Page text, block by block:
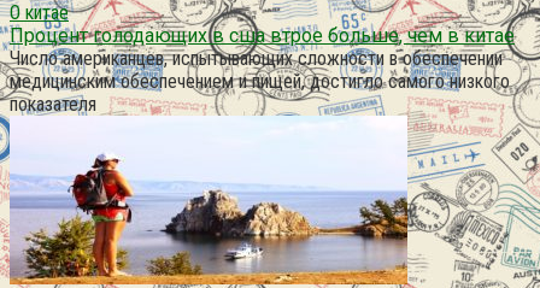
О китае
Процент голодающих в сша втрое больше, чем в китае
Число американцев, испытывающих сложности в обеспечении
медицинским обеспечением и пищей, достигло самого низкого
показателя